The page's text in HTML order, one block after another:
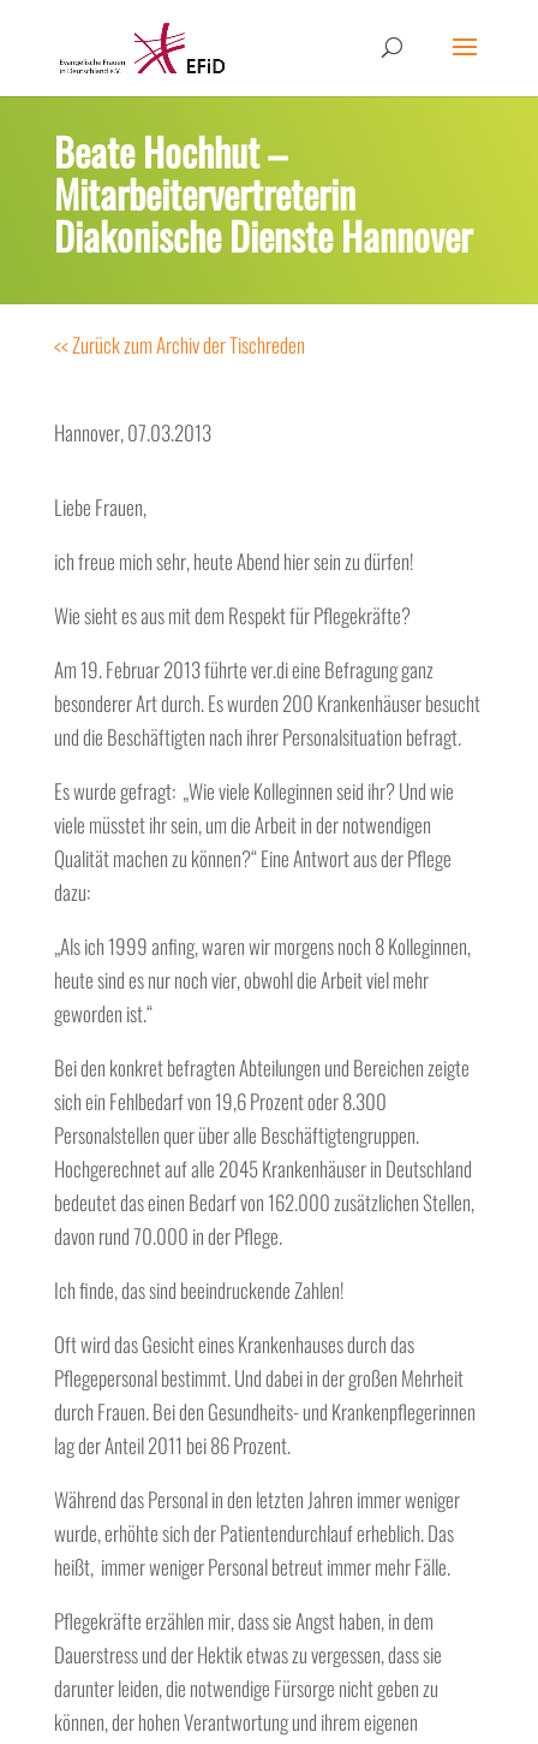
Beate Hochhut –
Mitarbeitervertreterin
Diakonische Dienste Hannover
<< Zurück zum Archiv der Tischreden
Hannover, 07.03.2013
Liebe Frauen,
ich freue mich sehr, heute Abend hier sein zu dürfen!
Wie sieht es aus mit dem Respekt für Pflegekräfte?
Am 19. Februar 2013 führte ver.di eine Befragung ganz
besonderer Art durch. Es wurden 200 Krankenhäuser besucht
und die Beschäftigten nach ihrer Personalsituation befragt.
Es wurde gefragt: „Wie viele Kolleginnen seid ihr? Und wie
viele müsstet ihr sein, um die Arbeit in der notwendigen
Qualität machen zu können?“ Eine Antwort aus der Pflege
dazu:
„Als ich 1999 anfing, waren wir morgens noch 8 Kolleginnen,
heute sind es nur noch vier, obwohl die Arbeit viel mehr
geworden ist.“
Bei den konkret befragten Abteilungen und Bereichen zeigte
sich ein Fehlbedarf von 19,6 Prozent oder 8.300
Personalstellen quer über alle Beschäftigtengruppen.
Hochgerechnet auf alle 2045 Krankenhäuser in Deutschland
bedeutet das einen Bedarf von 162.000 zusätzlichen Stellen,
davon rund 70.000 in der Pflege.
Ich finde, das sind beeindruckende Zahlen!
Oft wird das Gesicht eines Krankenhauses durch das
Pflegepersonal bestimmt. Und dabei in der großen Mehrheit
durch Frauen. Bei den Gesundheits- und Krankenpflegerinnen
lag der Anteil 2011 bei 86 Prozent.
Während das Personal in den letzten Jahren immer weniger
wurde, erhöhte sich der Patientendurchlauf erheblich. Das
heißt, immer weniger Personal betreut immer mehr Fälle.
Pflegekräfte erzählen mir, dass sie Angst haben, in dem
Dauerstress und der Hektik etwas zu vergessen, dass sie
darunter leiden, die notwendige Fürsorge nicht geben zu
können, der hohen Verantwortung und ihrem eigenen